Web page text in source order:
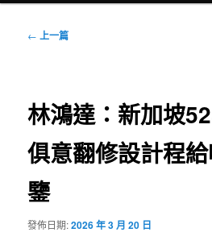
文
← 上一篇
林鴻達：新加坡
俱意翻修設計程
鑒
發佈日期:2026 年 3 月 20 日